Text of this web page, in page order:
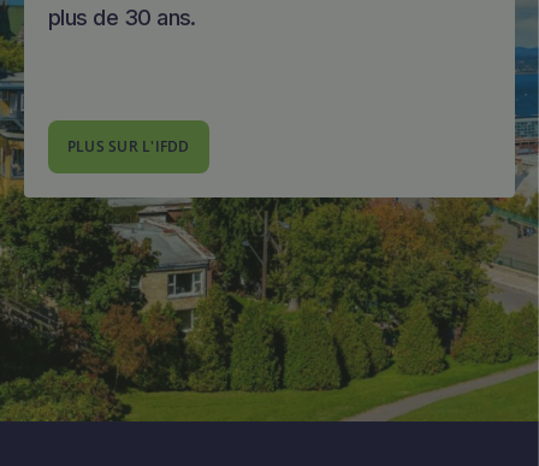
plus de 30 ans.
PLUS SUR L'IFDD